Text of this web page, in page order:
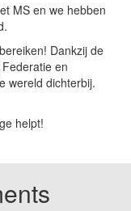
MS en we hebben
Dankzij de
en
wereld dichterbij.
helpt!